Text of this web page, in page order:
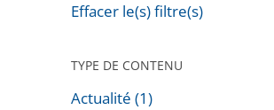
après
Effacer le(s) filtre(s)
TYPE DE CONTENU
Actualité (1)